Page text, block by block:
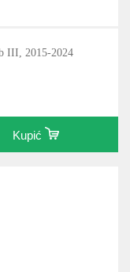
III, 2015-2024
Kupić